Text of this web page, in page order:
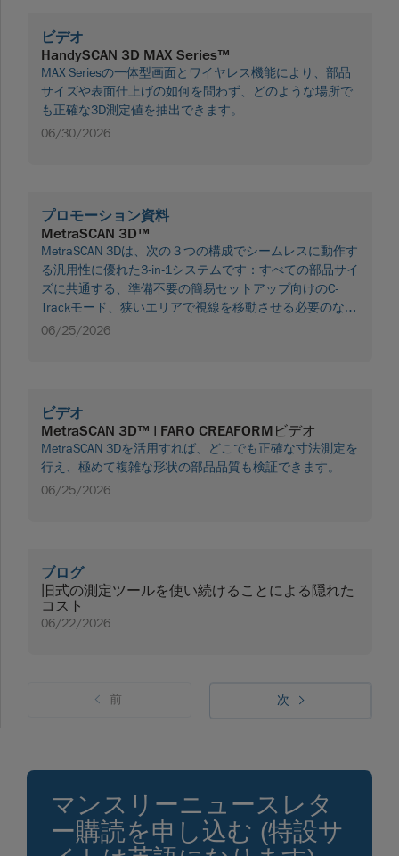
ビデオ
HandySCAN 3D MAX Series™
MAX Seriesの一体型画面とワイヤレス機能により、部品
サイズや表面仕上げの如何を問わず、どのような場所で
も正確な3D測定値を抽出できます。
06/30/2026
プロモーション資料
MetraSCAN 3D™
MetraSCAN 3Dは、次の３つの構成でシームレスに動作す
る汎用性に優れた3-in-1システムです：すべての部品サイ
ズに共通する、準備不要の簡易セットアップ向けのC-
Trackモード、狭いエリアで視線を移動させる必要のない
クイックチェック向けのスタンドアロンモード、
06/25/2026
ビデオ
MetraSCAN 3D™ | FARO CREAFORMビデオ
MetraSCAN 3Dを活用すれば、どこでも正確な寸法測定を
行え、極めて複雑な形状の部品品質も検証できます。
06/25/2026
ブログ
旧式の測定ツールを使い続けることによる隠れた
コスト
06/22/2026
前 次